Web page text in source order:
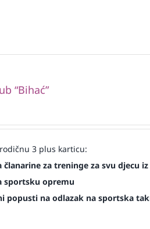
“Bihać”
3 plus karticu:
članarine za treninge za svu djecu
sportsku opremu
popusti na odlazak na sportska